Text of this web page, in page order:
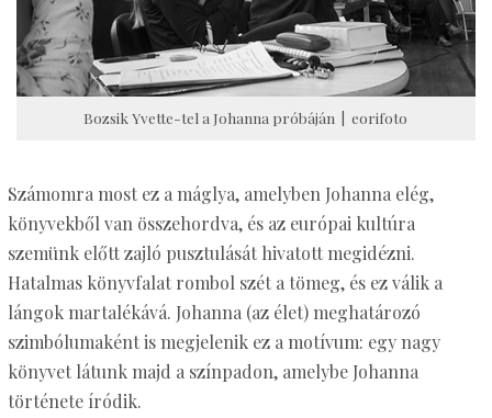
Bozsik Yvette-tel a Johanna próbáján | eorifoto
Számomra most ez a máglya, amelyben Johanna elég,
könyvekből van összehordva, és az európai kultúra
szemünk előtt zajló pusztulását hivatott megidézni.
Hatalmas könyvfalat rombol szét a tömeg, és ez válik a
lángok martalékává. Johanna (az élet) meghatározó
szimbólumaként is megjelenik ez a motívum: egy nagy
könyvet látunk majd a színpadon, amelybe Johanna
története íródik.